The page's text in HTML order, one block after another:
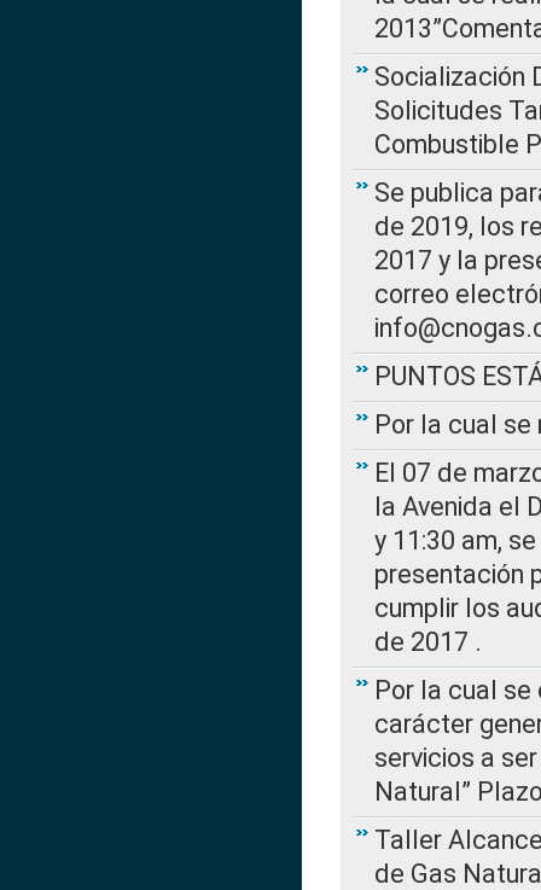
Socialización
Solicitudes
Combustible
Se publica
de 2019, los
2017 y la
correo
PUNTOS
Por la cual se
El 07 de
la Avenida el
y 11:30 am,
presentación
cumplir los
de 2017 .
Por la cual
carácter
servicios a
Natural”
Taller
de Gas